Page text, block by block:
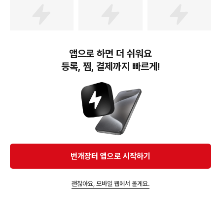
빈티지카메라폰아이픈5S
공기계 외관 배터리 최상
189,330원
[S등급 리퍼 배터리성능 1
00%] 최상등급 아이픈 5
중고폰 빈티지 레트로 감
성 에어드롭 인스타 감성
카메라 사진폰 오렌지폰
사과폰
88,600
[S등급 리퍼 배터리성능 1
00%] 최상등급 아이픈 5
번개장터(주) 사업자정보, 이용약관 및 기타 법적고지
번개장터㈜는 통신판매중개자이며, 통신판매의 당사자가 아닙니다. 전자상거래 등에서의
소비자보호에 관한 법률 등 관련 법령 및 번개장터㈜의 약관에 따라 상품, 상품정보, 거래에 관한 책임은
개별 판매자에게 귀속하고, 번개장터㈜는 원칙적으로 회원간 거래에 대하여 책임을 지지 않습니다.
다만, 번개장터㈜가 직접 판매하는 상품에 대한 책임은 번개장터㈜에게 귀속합니다.
앱으로 하면 더 쉬워요
등록, 찜, 결제까지 빠르게!
번개장터 앱으로 시작하기
괜찮아요, 모바일 웹에서 볼게요.